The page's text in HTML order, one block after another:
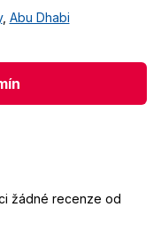
, Abu Dhabi
žádné recenze od